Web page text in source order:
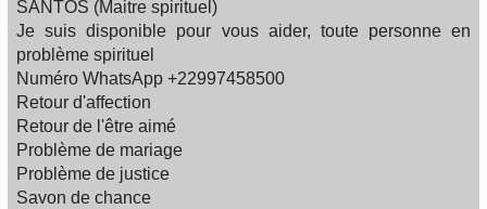
SANTOS (Maitre spirituel)
Je suis disponible pour vous aider, toute personne en
problème spirituel
Numéro WhatsApp +22997458500
Retour d'affection
Retour de l'être aimé
Problème de mariage
Problème de justice
Savon de chance